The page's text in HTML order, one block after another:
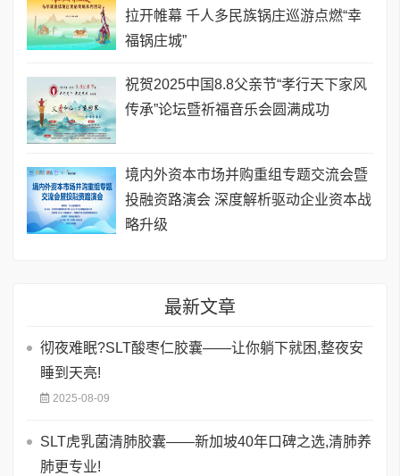
拉开帷幕 千人多民族锅庄巡游点燃“幸
福锅庄城”
祝贺2025中国8.8父亲节“孝行天下家风
传承”论坛暨祈福音乐会圆满成功
境内外资本市场并购重组专题交流会暨
投融资路演会 深度解析驱动企业资本战
略升级
最新文章
彻夜难眠?SLT酸枣仁胶囊——让你躺下就困,整夜安
睡到天亮!
2025-08-09
SLT虎乳菌清肺胶囊——新加坡40年口碑之选,清肺养
肺更专业!